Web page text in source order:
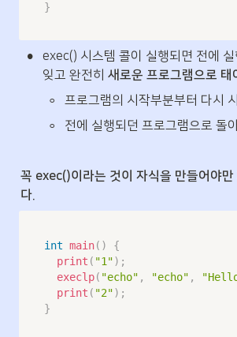
}
•
exec() 시스템 콜이 실행되면 전에
잊고 완전히 새로운 프로그램으로 태
◦ 프로그램의 시작부분부터 다시
◦ 전에 실행되던 프로그램으로 돌
꼭 exec()이라는 것이 자식을 만들어야만
다.
int main( )
{
print ( "1") ;
execlp( "echo" , "echo" ,
print ( "2") ;
}